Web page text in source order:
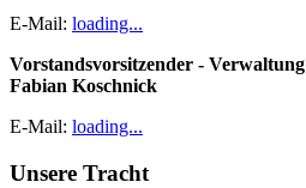
E-Mail: loading...
Vorstandsvorsitzender - Verwaltung
Fabian Koschnick
E-Mail: loading...
Unsere Tracht